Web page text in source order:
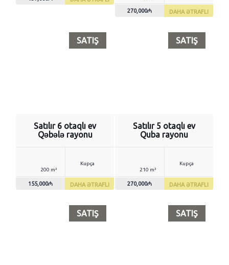
270,000₼ DAHA ƏTRAFLI
SATIŞ
Satılır 6 otaqlı ev
Qəbələ rayonu
200 m²
Kupça
155,000₼ DAHA ƏTRAFLI
SATIŞ
Satılır 5 otaqlı ev
Quba rayonu
210 m²
Kupça
270,000₼ DAHA ƏTRAFLI
SATIŞ SATIŞ